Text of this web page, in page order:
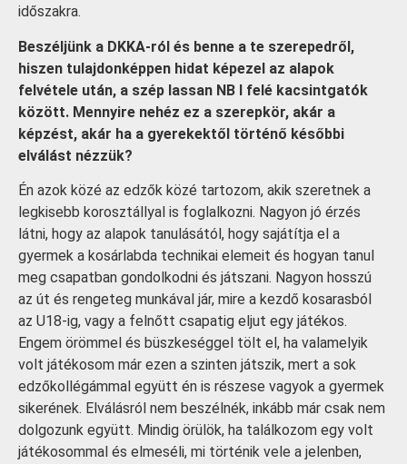
időszakra.
Beszéljünk a DKKA-ról és benne a te szerepedről,
hiszen tulajdonképpen hidat képezel az alapok
felvétele után, a szép lassan NB I felé kacsintgatók
között. Mennyire nehéz ez a szerepkör, akár a
képzést, akár ha a gyerekektől történő későbbi
elválást nézzük?
Én azok közé az edzők közé tartozom, akik szeretnek a
legkisebb korosztállyal is foglalkozni. Nagyon jó érzés
látni, hogy az alapok tanulásától, hogy sajátítja el a
gyermek a kosárlabda technikai elemeit és hogyan tanul
meg csapatban gondolkodni és játszani. Nagyon hosszú
az út és rengeteg munkával jár, mire a kezdő kosarasból
az U18-ig, vagy a felnőtt csapatig eljut egy játékos.
Engem örömmel és büszkeséggel tölt el, ha valamelyik
volt játékosom már ezen a szinten játszik, mert a sok
edzőkollégámmal együtt én is részese vagyok a gyermek
sikerének. Elválásról nem beszélnék, inkább már csak nem
dolgozunk együtt. Mindig örülök, ha találkozom egy volt
játékosommal és elmeséli, mi történik vele a jelenben,